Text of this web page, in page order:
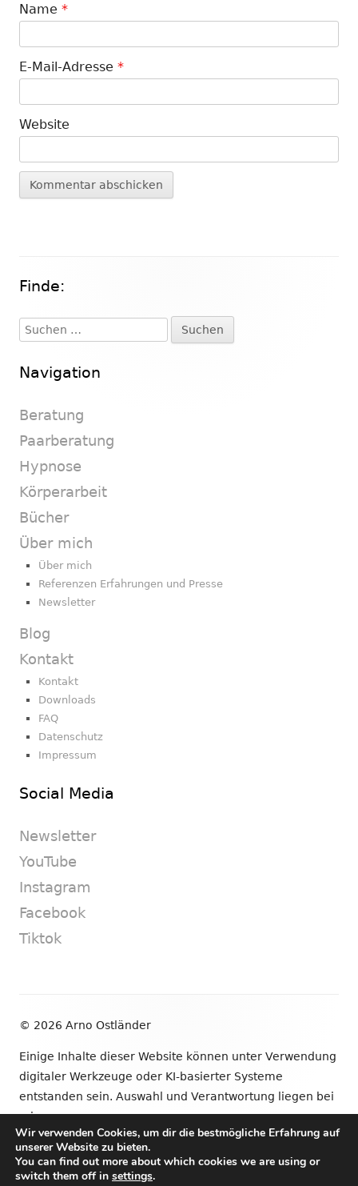
Name *
E-Mail-Adresse *
Website
Haupt-
Seitenleiste
Finde:
Suchen
nach:
Navigation
Beratung
Paarberatung
Hypnose
Körperarbeit
Bücher
Über mich
Über mich
Referenzen Erfahrungen und Presse
Newsletter
Blog
Kontakt
Kontakt
Downloads
FAQ
Datenschutz
Impressum
Social Media
Newsletter
YouTube
Instagram
Facebook
Tiktok
© 2026 Arno Ostländer
Einige Inhalte dieser Website können unter Verwendung
digitaler Werkzeuge oder KI-basierter Systeme
entstanden sein. Auswahl und Verantwortung liegen bei
mir.
•VerwendetTiny Framework
Wir verwenden Cookies, um dir die bestmögliche Erfahrung auf
unserer Website zu bieten.
You can find out more about which cookies we are using or
switch them off in settings.